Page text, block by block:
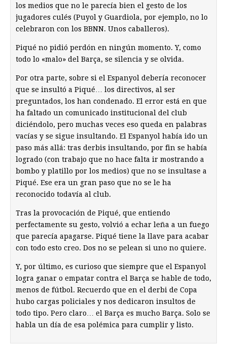
los medios que no le parecía bien el gesto de los
jugadores culés (Puyol y Guardiola, por ejemplo, no lo
celebraron con los BBNN. Unos caballeros).
Piqué no pidió perdón en ningún momento. Y, como
todo lo «malo» del Barça, se silencia y se olvida.
Por otra parte, sobre si el Espanyol debería reconocer
que se insultó a Piqué… los directivos, al ser
preguntados, los han condenado. El error está en que
ha faltado un comunicado institucional del club
diciéndolo, pero muchas veces eso queda en palabras
vacías y se sigue insultando. El Espanyol había ido un
paso más allá: tras derbis insultando, por fin se había
logrado (con trabajo que no hace falta ir mostrando a
bombo y platillo por los medios) que no se insultase a
Piqué. Ese era un gran paso que no se le ha
reconocido todavía al club.
Tras la provocación de Piqué, que entiendo
perfectamente su gesto, volvió a echar leña a un fuego
que parecía apagarse. Piqué tiene la llave para acabar
con todo esto creo. Dos no se pelean si uno no quiere.
Y, por último, es curioso que siempre que el Espanyol
logra ganar o empatar contra el Barça se hable de todo,
menos de fútbol. Recuerdo que en el derbi de Copa
hubo cargas policiales y nos dedicaron insultos de
todo tipo. Pero claro… el Barça es mucho Barça. Solo se
habla un día de esa polémica para cumplir y listo.